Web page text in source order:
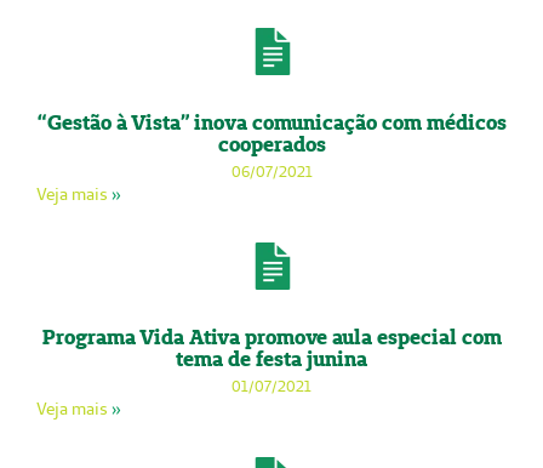
“Gestão à Vista” inova comunicação com médicos
cooperados
06/07/2021
Veja mais »
Programa Vida Ativa promove aula especial com
tema de festa junina
01/07/2021
Veja mais »